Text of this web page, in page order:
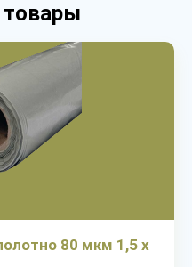
80 мкм 1,5 х